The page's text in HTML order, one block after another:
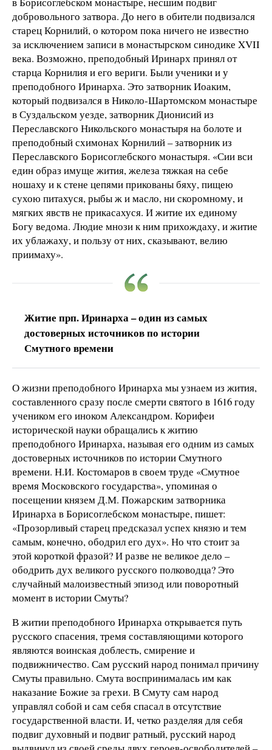
добровольного затвора. До него в обители подвизался
старец Корнилий, о котором пока ничего не известно
за исключением записи в монастырском синодике XVII
века. Возможно, преподобный Иринарх принял от
старца Корнилия и его вериги. Были ученики и у
преподобного Иринарха. Это затворник Иоаким,
который подвизался в Николо-Шартомском монастыре
в Суздальском уезде, затворник Дионисий из
Переславского Никольского монастыря на болоте и
преподобный схимонах Корнилий – затворник из
Переславского Борисоглебского монастыря. «Сии вси
един образ имуще жития, железа тяжкая на себе
ношаху и к стене цепями прикованы бяху, пищею
сухою питахуся, рыбы ж и масло, ни скоромному, и
мягких явств не прикасахуся. И житие их единому
Богу ведома. Людие мнози к ним прихождаху, и житие
их ублажаху, и пользу от них, сказывают, велию
приимаху».
Житие прп. Иринарха – один из самых
достоверных источников по истории
Смутного времени
О жизни преподобного Иринарха мы узнаем из жития,
составленного сразу после смерти святого в 1616 году
учеником его иноком Александром. Корифеи
исторической науки обращались к житию
преподобного Иринарха, называя его одним из самых
достоверных источников по истории Смутного
времени. Н.И. Костомаров в своем труде «Смутное
время Московского государства», упоминая о
посещении князем Д.М. Пожарским затворника
Иринарха в Борисоглебском монастыре, пишет:
«Прозорливый старец предсказал успех князю и тем
самым, конечно, ободрил его дух». Но что стоит за
этой короткой фразой? И разве не великое дело –
ободрить дух великого русского полководца? Это
случайный малоизвестный эпизод или поворотный
момент в истории Смуты?
В житии преподобного Иринарха открывается путь
русского спасения, тремя составляющими которого
являются воинская доблесть, смирение и
подвижничество. Сам русский народ понимал причину
Смуты правильно. Смута воспринималась им как
наказание Божие за грехи. В Смуту сам народ
управлял собой и сам себя спасал в отсутствие
государственной власти. И, четко разделяя для себя
подвиг духовный и подвиг ратный, русский народ